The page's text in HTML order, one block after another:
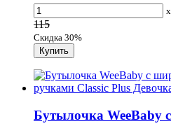
x
115
Скидка 30%
Бутылочка WeeBaby